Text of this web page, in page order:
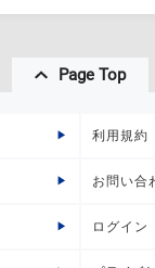
Page Top
利用規約
お問い合
ログイン